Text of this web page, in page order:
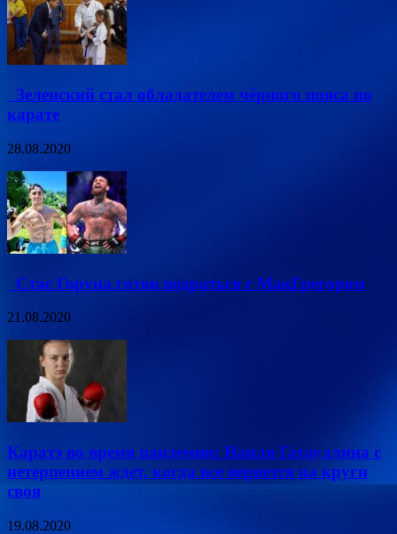
Зеленский стал обладателем чёрного пояса по
карате
28.08.2020
Стас Горуна готов подраться с МакГрегором
21.08.2020
Каратэ во время пандемии: Наиля Гатауллина с
нетерпением ждет, когда все вернется на круги
своя
19.08.2020